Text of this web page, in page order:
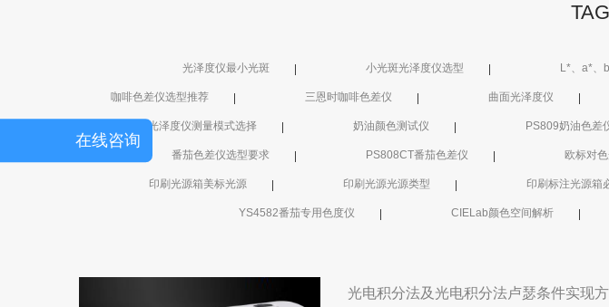
透过率仪/雾度计
色差宝
光泽度仪最小光斑 小光斑光泽度仪选型 L*、a*、
咖啡色差仪选型推荐 三恩时咖啡色差仪 曲面光泽度仪
光泽度仪测量模式选择 奶油颜色测试仪 PS809奶油色差
番茄色差仪选型要求 PS808CT番茄色差仪 欧标对
印刷光源箱美标光源 印刷光源光源类型 印刷标注光源箱
YS4582番茄专用色度仪 CIELab颜色空间解析
光电积分法及光电积分法卢瑟条件实现
在线咨询